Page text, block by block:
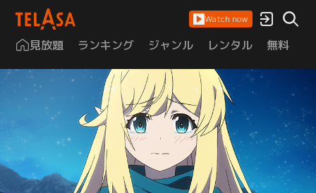
Watch now
見放題 ランキング ジャンル レンタル 無料